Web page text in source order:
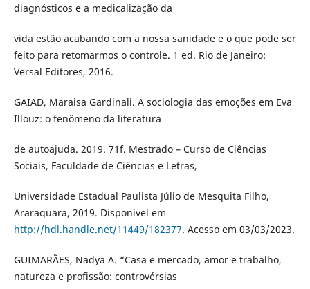
diagnósticos e a medicalização da
vida estão acabando com a nossa sanidade e o que pode ser
feito para retomarmos o controle. 1 ed. Rio de Janeiro:
Versal Editores, 2016.
GAIAD, Maraisa Gardinali. A sociologia das emoções em Eva
Illouz: o fenômeno da literatura
de autoajuda. 2019. 71f. Mestrado – Curso de Ciências
Sociais, Faculdade de Ciências e Letras,
Universidade Estadual Paulista Júlio de Mesquita Filho,
Araraquara, 2019. Disponível em
http://hdl.handle.net/11449/182377. Acesso em 03/03/2023.
GUIMARÃES, Nadya A. “Casa e mercado, amor e trabalho,
natureza e profissão: controvérsias